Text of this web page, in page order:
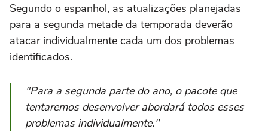
Segundo o espanhol, as atualizações planejadas
para a segunda metade da temporada deverão
atacar individualmente cada um dos problemas
identificados.
"Para a segunda parte do ano, o pacote que
tentaremos desenvolver abordará todos esses
problemas individualmente."